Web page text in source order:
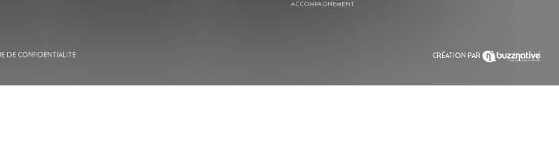
ACCOMPAGNEMENT
DE CONFIDENTIALITÉ CRÉATION PAR